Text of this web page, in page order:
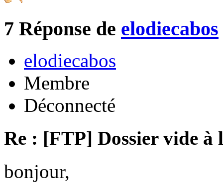
7 Réponse de elodiecabos
elodiecabos
Membre
Déconnecté
Re : [FTP] Dossier vide à
bonjour,